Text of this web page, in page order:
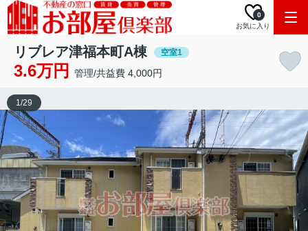
お気に入り
0
リブレア津福本町A棟 空室1
3.6万円 管理/共益費 4,000円
1/29